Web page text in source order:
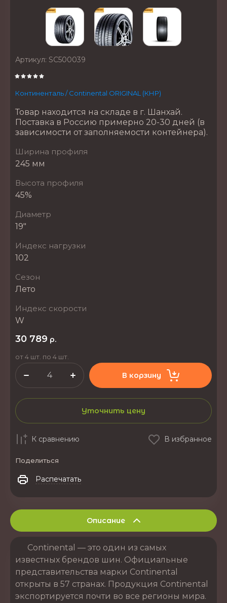
Артикул: SC500039
Континенталь / Continental ORIGINAL (КНР)
Товар находится на складе в г. Шанхай.
Поставка в Россию примерно 20-30 дней (в
зависимости от заполняемости контейнера).
Ширина профиля
245 мм
Высота профиля
45%
Диаметр
19"
Индекс нагрузки
102
Сезон
Лето
Индекс скорости
W
30 789 р.
от 4 шт. по 4 шт.
В корзину
Уточнить цену
К сравнению В избранное
Поделиться
Распечатать
Описание
Continental — это один из самых
известных брендов шин. Официальные
представительства марки Continental
открыты в 57 странах. Продукция Continental
экспортируется почти во все регионы мира.